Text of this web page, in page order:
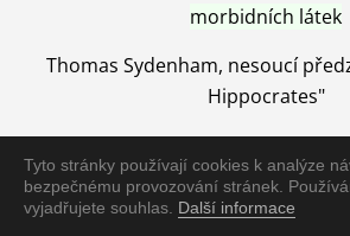
Tyto stránky používají cookies k analýze
bezpečnému provozování stránek.
vyjadřujete souhlas. Další informace
morbidních látek
Thomas Sydenham, nesoucí
Hippocrates"
Nemoc je vyléčena jen pomocí